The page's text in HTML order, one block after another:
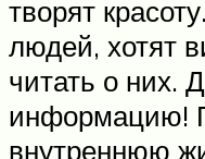
творят
людей, хотят
читать о них.
информацию!
внутреннюю